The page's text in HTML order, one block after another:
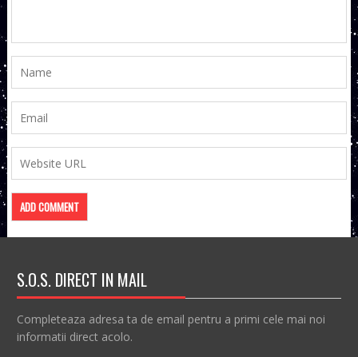
S.O.S. DIRECT IN MAIL
Completeaza adresa ta de email pentru a primi cele mai noi
informatii direct acolo.